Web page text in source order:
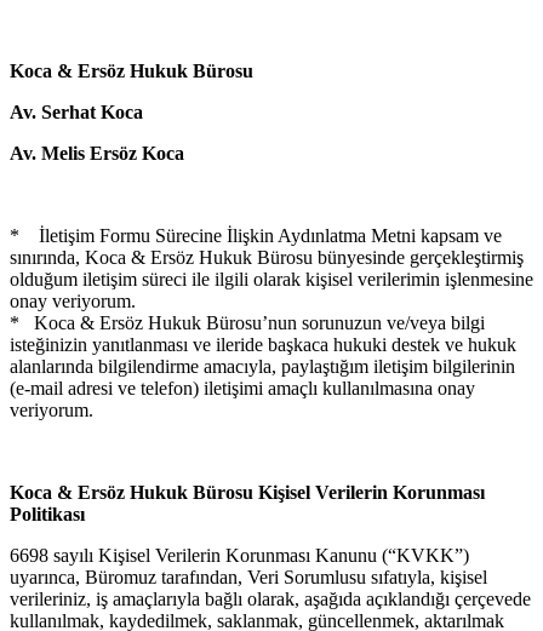
Koca & Ersöz Hukuk Bürosu
Av. Serhat Koca
Av. Melis Ersöz Koca
* İletişim Formu Sürecine İlişkin Aydınlatma Metni kapsam ve
sınırında, Koca & Ersöz Hukuk Bürosu bünyesinde gerçekleştirmiş
olduğum iletişim süreci ile ilgili olarak kişisel verilerimin işlenmesine
onay veriyorum.
* Koca & Ersöz Hukuk Bürosu’nun sorunuzun ve/veya bilgi
isteğinizin yanıtlanması ve ileride başkaca hukuki destek ve hukuk
alanlarında bilgilendirme amacıyla, paylaştığım iletişim bilgilerinin
(e-mail adresi ve telefon) iletişimi amaçlı kullanılmasına onay
veriyorum.
Koca & Ersöz Hukuk Bürosu Kişisel Verilerin Korunması
Politikası
6698 sayılı Kişisel Verilerin Korunması Kanunu (“KVKK”)
uyarınca, Büromuz tarafından, Veri Sorumlusu sıfatıyla, kişisel
verileriniz, iş amaçlarıyla bağlı olarak, aşağıda açıklandığı çerçevede
kullanılmak, kaydedilmek, saklanmak, güncellenmek, aktarılmak